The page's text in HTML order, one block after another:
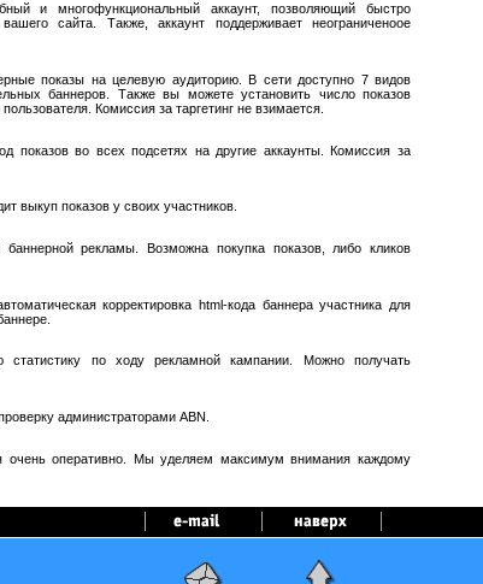
и многофункциональный аккаунт, позволяющий быстро
сайта. Также, аккаунт поддерживает неограниченоое
показы на целевую аудиторию. В сети доступно 7 видов
баннеров. Также вы можете установить число показов
Комиссия за таргетинг не взимается.
показов во всех подсетях на другие аккаунты. Комиссия за
выкуп показов у своих участников.
рекламы. Возможна покупка показов, либо кликов
корректировка html-кода баннера участника для
статистику по ходу рекламной кампании. Можно получать
администраторами ABN.
очень оперативно. Мы уделяем максимум внимания каждому